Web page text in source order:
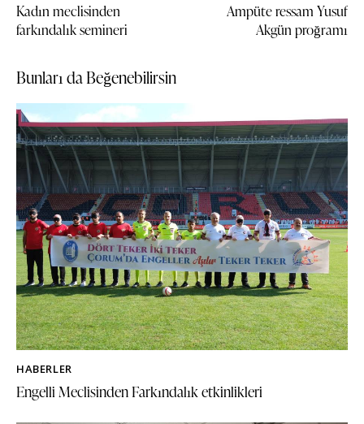
Kadın meclisinden
farkındalık semineri
Ampüte ressam Yusuf
Akgün proğramı
Bunları da Beğenebilirsin
HABERLER
Engelli Meclisinden Farkındalık etkinlikleri